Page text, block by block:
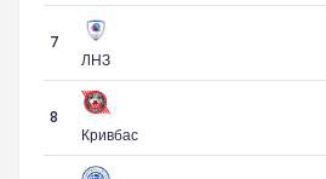
7
ЛНЗ
8
Кривбас